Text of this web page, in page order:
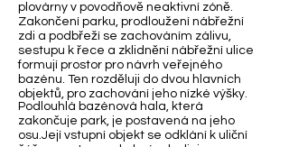
plovárny v povodňově neaktivní zóně.
Zakončení parku, prodloužení nábřežní
zdi a podbřeží se zachováním zálivu,
sestupu k řece a zklidnění nábřežní ulice
formují prostor pro návrh veřejného
bazénu. Ten rozděluji do dvou hlavních
objektů, pro zachování jeho nízké výšky.
Podlouhlá bazénová hala, která
zakončuje park, je postavená na jeho
osu.Její vstupní objekt se odklání k uliční